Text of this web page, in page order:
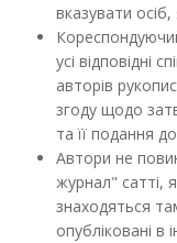
вказувати
усі відповідні
авторів
згоду щодо
та її подання
Автори не
журнал" сатті,
знаходяться
опубліковані в